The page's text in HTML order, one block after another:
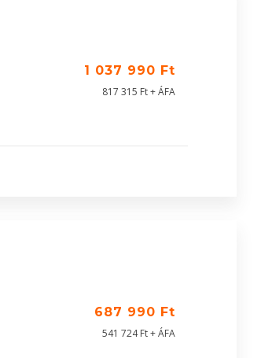
1 037 990 Ft
817 315 Ft + ÁFA
687 990 Ft
541 724 Ft + ÁFA